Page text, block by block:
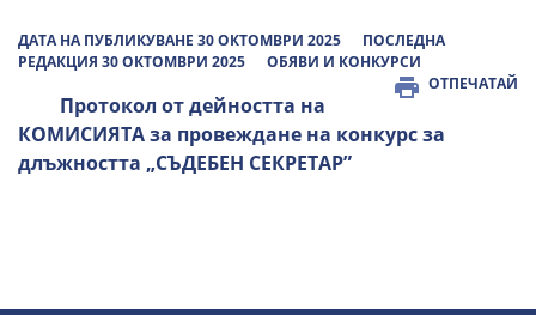
ДАТА НА ПУБЛИКУВАНЕ 30 ОКТОМВРИ 2025
ПОСЛЕДНА
РЕДАКЦИЯ 30 ОКТОМВРИ 2025
ОБЯВИ И КОНКУРСИ
ОТПЕЧАТАЙ
Протокол от дейността на
КОМИСИЯТА за провеждане на конкурс за
длъжността „СЪДЕБЕН СЕКРЕТАР”